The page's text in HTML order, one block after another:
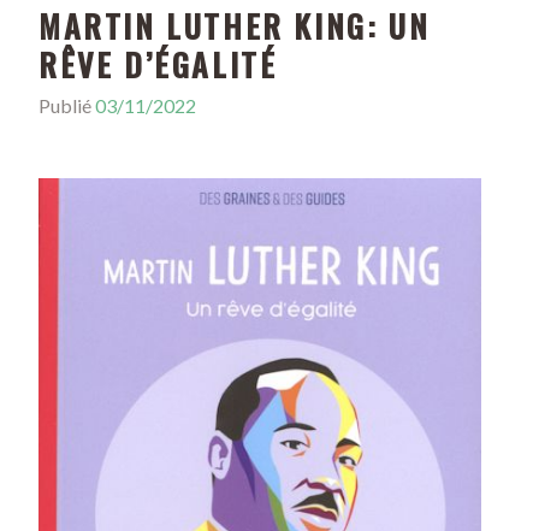
MARTIN LUTHER KING: UN
RÊVE D’ÉGALITÉ
Publié03/11/2022